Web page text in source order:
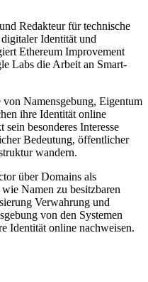
Redakteur für technische
Identität und
Ethereum Improvement
Labs die Arbeit an Smart-
Namensgebung, Eigentum
ihre Identität online
besonderes Interesse
Bedeutung, öffentlicher
wandern.
über Domains als
Namen zu besitzbaren
Verwahrung und
von den Systemen
Identität online nachweisen.